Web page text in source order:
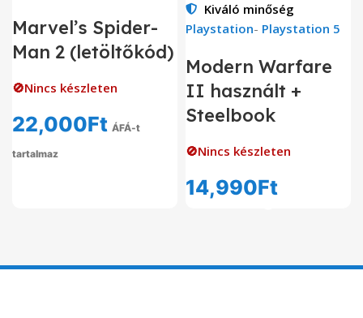
Marvel’s Spider-
Man 2 (letöltőkód)
🚫Nincs készleten
22,000Ft ÁFÁ-t
tartalmaz
Kiváló minőség
Playstation- Playstation 5
Modern Warfare
II használt +
Steelbook
🚫Nincs készleten
14,990Ft